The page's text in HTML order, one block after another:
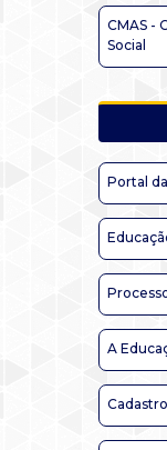
CMAS -
Social
Portal
A